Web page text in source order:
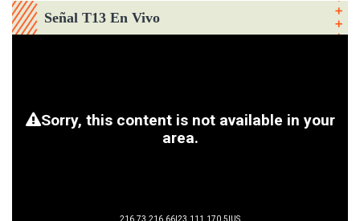
Señal T13 En Vivo